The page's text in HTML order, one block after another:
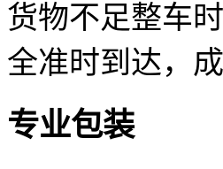
货物不足整车
全准时到达，
专业包装